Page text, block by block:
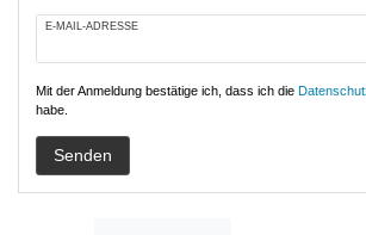
E-MAIL-ADRESSE
Mit der Anmeldung bestätige ich, dass ich die
habe.
Senden